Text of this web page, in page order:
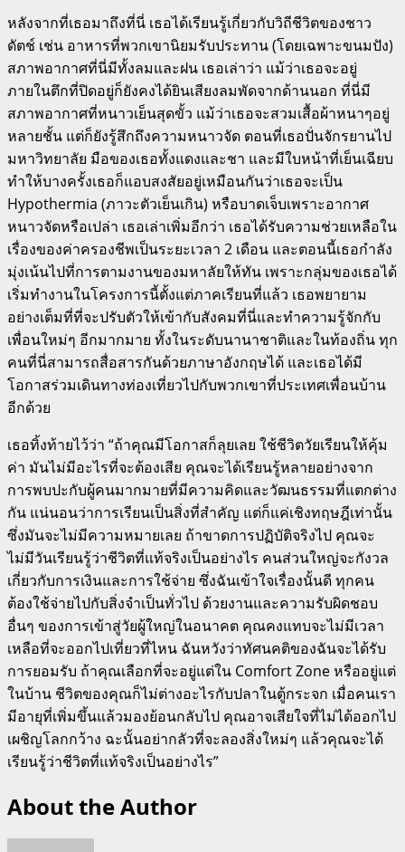
หลังจากที่เธอมาถึงที่นี่ เธอได้เรียนรู้เกี่ยวกับวิถีชีวิตของชาว
ดัตช์ เช่น อาหารที่พวกเขานิยมรับประทาน (โดยเฉพาะขนมปัง)
สภาพอากาศที่นี่มีทั้งลมและฝน เธอเล่าว่า แม้ว่าเธอจะอยู่
ภายในตึกที่ปิดอยู่ก็ยังคงได้ยินเสียงลมพัดจากด้านนอก ที่นี่มี
สภาพอากาศที่หนาวเย็นสุดขั้ว แม้ว่าเธอจะสวมเสื้อผ้าหนาๆอยู่
หลายชั้น แต่ก็ยังรู้สึกถึงความหนาวจัด ตอนที่เธอปั่นจักรยานไป
มหาวิทยาลัย มือของเธอทั้งแดงและชา และมีใบหน้าที่เย็นเฉียบ
ทำให้บางครั้งเธอก็แอบสงสัยอยู่เหมือนกันว่าเธอจะเป็น
Hypothermia (ภาวะตัวเย็นเกิน) หรือบาดเจ็บเพราะอากาศ
หนาวจัดหรือเปล่า เธอเล่าเพิ่มอีกว่า เธอได้รับความช่วยเหลือใน
เรื่องของค่าครองชีพเป็นระยะเวลา 2 เดือน และตอนนี้เธอกำลัง
มุ่งเน้นไปที่การตามงานของมหาลัยให้ทัน เพราะกลุ่มของเธอได้
เริ่มทำงานในโครงการนี้ตั้งแต่ภาคเรียนที่แล้ว เธอพยายาม
อย่างเต็มที่ที่จะปรับตัวให้เข้ากับสังคมที่นี่และทำความรู้จักกับ
เพื่อนใหม่ๆ อีกมากมาย ทั้งในระดับนานาชาติและในท้องถิ่น ทุก
คนที่นี่สามารถสื่อสารกันด้วยภาษาอังกฤษได้ และเธอได้มี
โอกาสร่วมเดินทางท่องเที่ยวไปกับพวกเขาที่ประเทศเพื่อนบ้าน
อีกด้วย
เธอทิ้งท้ายไว้ว่า “ถ้าคุณมีโอกาสก็ลุยเลย ใช้ชีวิตวัยเรียนให้คุ้ม
ค่า มันไม่มีอะไรที่จะต้องเสีย คุณจะได้เรียนรู้หลายอย่างจาก
การพบปะกับผู้คนมากมายที่มีความคิดและวัฒนธรรมที่แตกต่าง
กัน แน่นอนว่าการเรียนเป็นสิ่งที่สำคัญ แต่ก็แค่เชิงทฤษฎีเท่านั้น
ซึ่งมันจะไม่มีความหมายเลย ถ้าขาดการปฏิบัติจริงไป คุณจะ
ไม่มีวันเรียนรู้ว่าชีวิตที่แท้จริงเป็นอย่างไร คนส่วนใหญ่จะกังวล
เกี่ยวกับการเงินและการใช้จ่าย ซึ่งฉันเข้าใจเรื่องนั้นดี ทุกคน
ต้องใช้จ่ายไปกับสิ่งจำเป็นทั่วไป ด้วยงานและความรับผิดชอบ
อื่นๆ ของการเข้าสู่วัยผู้ใหญ่ในอนาคต คุณคงแทบจะไม่มีเวลา
เหลือที่จะออกไปเที่ยวที่ไหน ฉันหวังว่าทัศนคติของฉันจะได้รับ
การยอมรับ ถ้าคุณเลือกที่จะอยู่แต่ใน Comfort Zone หรืออยู่แต่
ในบ้าน ชีวิตของคุณก็ไม่ต่างอะไรกับปลาในตู้กระจก เมื่อคนเรา
มีอายุที่เพิ่มขึ้นแล้วมองย้อนกลับไป คุณอาจเสียใจที่ไม่ได้ออกไป
เผชิญโลกกว้าง ฉะนั้นอย่ากลัวที่จะลองสิ่งใหม่ๆ แล้วคุณจะได้
เรียนรู้ว่าชีวิตที่แท้จริงเป็นอย่างไร”
About the Author